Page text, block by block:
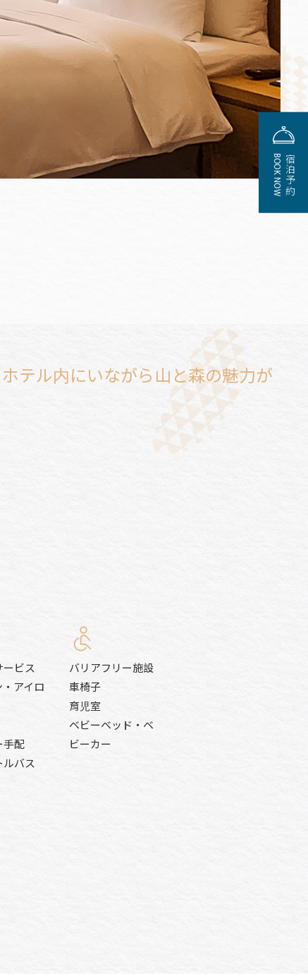
宿泊予約
BOOK NOW
テル内にいながら山と森の魅力が
ービス
・アイロ
手配
ルバス
バリアフリー施設
車椅子
育児室
ベビーベッド・ベ
ビーカー